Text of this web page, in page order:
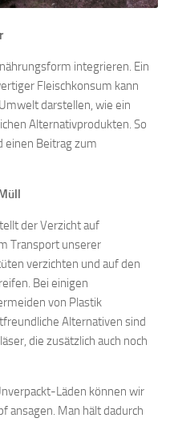
integrieren. Ein
Fleischkonsum kann
darstellen, wie ein
Alternativprodukten. So
einen Beitrag zum
der Verzicht auf
Transport unserer
verzichten und auf den
Bei einigen
von Plastik
Alternativen sind
die zusätzlich auch noch
Läden können wir
ansagen. Man hält dadurch